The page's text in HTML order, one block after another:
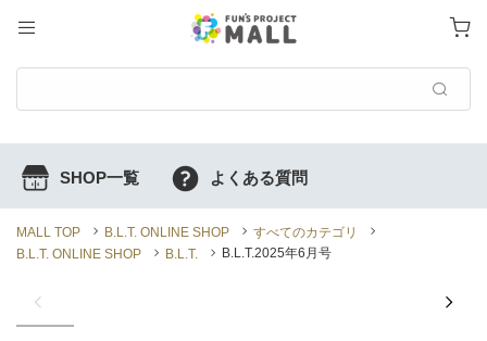
MALL TOP B.L.T. ONLINE SHOP
すべてのカテゴリ
B.L.T. ONLINE SHOP
B.L.T. B.L.T.2025年6月号